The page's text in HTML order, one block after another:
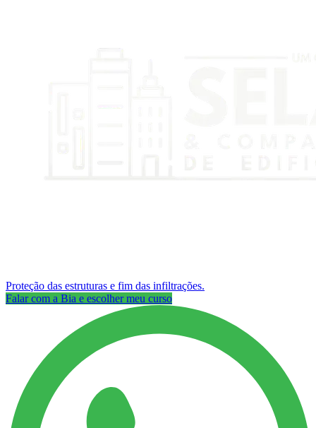
Proteção das estruturas e fim das infiltrações.
Falar com a Bia e escolher meu curso